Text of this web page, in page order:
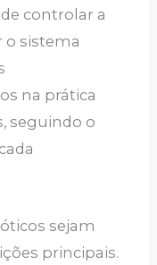
controlar a
o sistema
na prática
seguindo o
sejam
principais.